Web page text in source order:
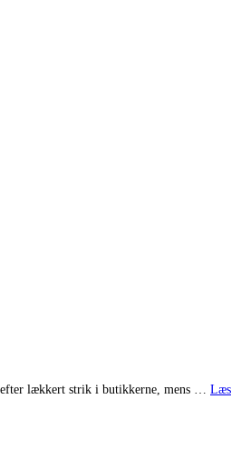
efter lækkert strik i butikkerne, mens … Læs